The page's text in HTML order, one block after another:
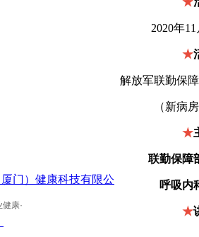
2020年
★
解放军联勤保
（新病
★
联勤保障
呼吸内
★
门）健康科技有限公
康·